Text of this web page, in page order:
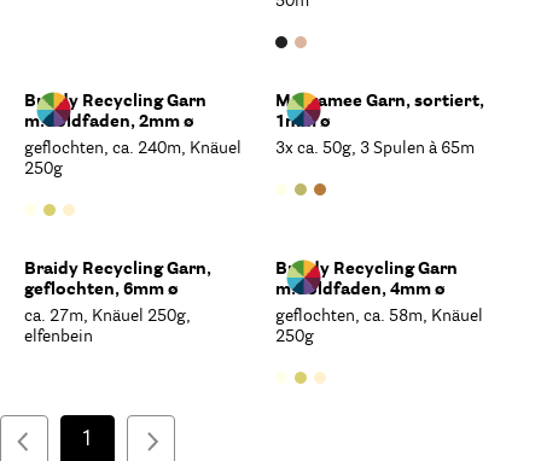
Braidy Recycling Garn
m.Goldfaden, 2mm ø
geflochten, ca. 240m, Knäuel
250g
Makramee Garn, sortiert,
1mm ø
3x ca. 50g, 3 Spulen à 65m
Braidy Recycling Garn,
geflochten, 6mm ø
ca. 27m, Knäuel 250g,
elfenbein
Braidy Recycling Garn
m.Goldfaden, 4mm ø
geflochten, ca. 58m, Knäuel
250g
1